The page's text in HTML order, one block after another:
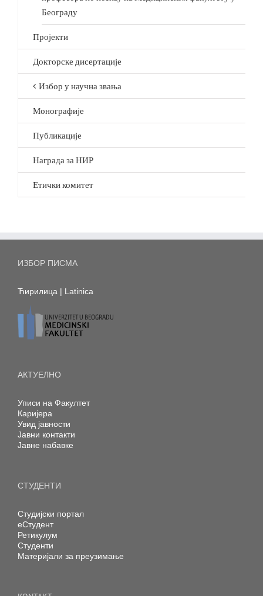
Београду
Пројекти
Докторске дисертације
Избор у научна звања
Монографије
Публикације
Награда за НИР
Етички комитет
ИЗБОР ПИСМА
Ћирилица | Latinica
АКТУЕЛНО
Уписи на Факултет
Каријера
Увид јавности
Јавни контакти
Јавне набавке
СТУДЕНТИ
Студијски портал
еСтудент
Ретикулум
Студенти
Материјали за преузимање